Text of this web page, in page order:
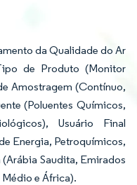
da Qualidade do Ar
de Produto (Monitor
Amostragem (Contínuo,
(Poluentes Químicos,
Usuário Final
Energia, Petroquímicos,
Saudita, Emirados
e África).